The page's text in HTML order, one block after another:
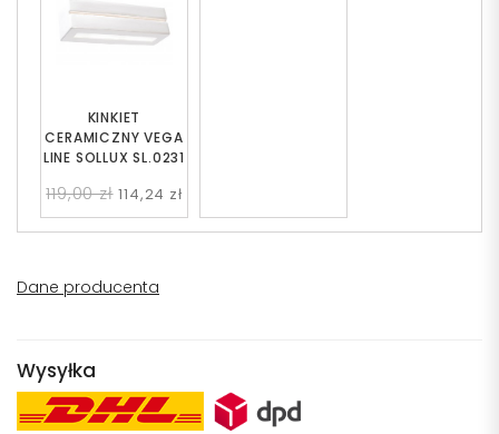
KINKIET
CERAMICZNY VEGA
LINE SOLLUX SL.0231
119,00 zł 114,24 zł
Dane producenta
Wysyłka